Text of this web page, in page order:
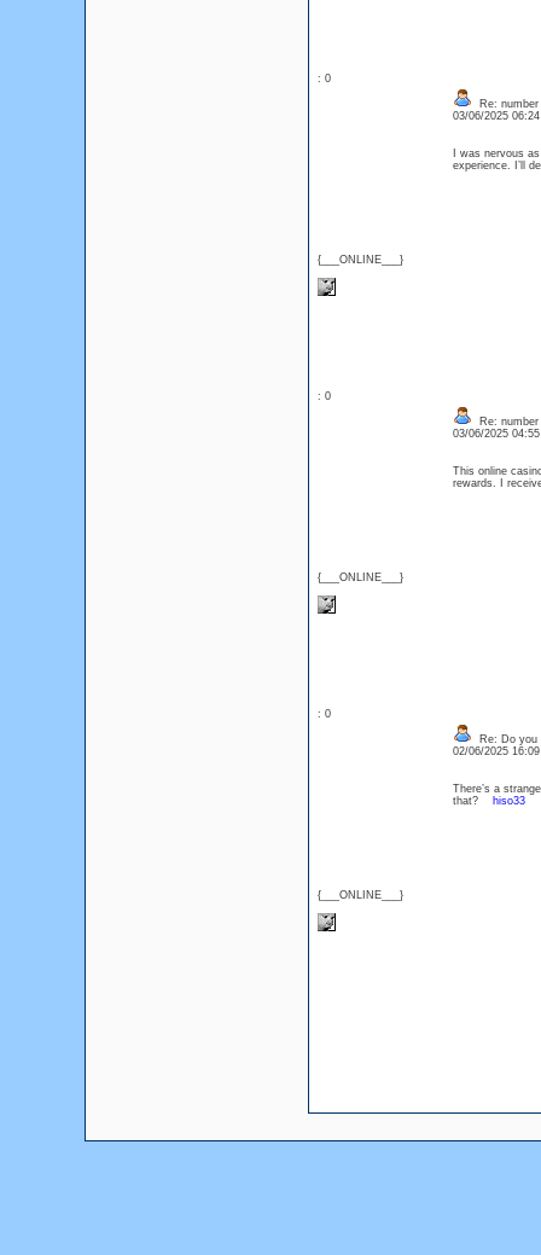
: 0
{___ONLINE___}
Re: number
03/06/2025
I was nervous
experience. I’ll
: 0
{___ONLINE___}
Re: number
03/06/2025
This online
rewards. I
: 0
{___ONLINE___}
Re: Do you
02/06/2025
There’s a
that?
hiso33